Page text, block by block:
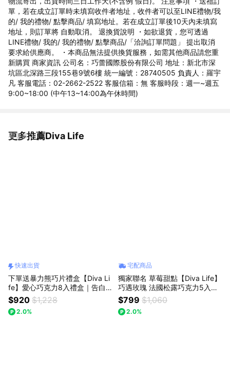
單，若在成立訂單時未填寫收件者地址，收件者可以至LINE禮物/我
的/ 我的禮物/ 點擊商品/ 填寫地址。若在成立訂單後10天內未填寫
地址，則訂單將 自動取消。 退換貨說明 ・如欲退貨，您可透過
LINE禮物/ 我的/ 我的禮物/ 點擊商品/「洽詢訂單問題」 提出取消
要求給供應商。 ・本商品無法提供換貨服務，如需其他商品請您重
新購買 商家資訊 公司名：巧蕾國際股份有限公司 地址：新北市深
坑區北深路三段155巷9號6樓 統一編號：28740505 負責人：羅宇
凡 客服電話：02-2662-2522 客服信箱：無 客服時段：週一~週五
9:00~18:00 (中午13~14:00為午休時間)
更多推薦Diva Life
看更多
快速出貨
下單送暴力熊巧片禮盒【Diva Li
fe】愛心巧克力8入禮盒｜告白
送禮、情人節送禮、快速出貨
$920 $1,228
2.0%
宅配商品
獨家聯名 草莓甜點【Diva Life】
巧遇玫瑰 法國松露巧克力5入禮
盒+傳遞幸福玫瑰檸檬塔+草莓乳
酪塔｜告白、送禮
$799 $1,060
2.0%